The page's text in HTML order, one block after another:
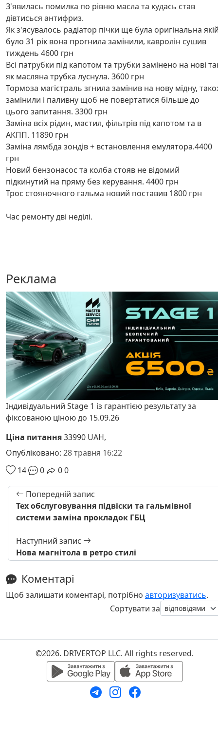
З'явилась помилка по рівню масла та кудась став
дівтисься антифриз.
Як з'ясувалось радіатор пічки ще була оригінальна
було 31 рік вона прогнила замінили, кавролін сушив
тиждень 4600 грн
Всі патрубки під капотом та трубки замінено на нові
як масляна трубка луснула. 3600 грн
Тормоза магістраль згнила замінив на нову мідну,
замінили і паливну щоб не повертатися більше до
цього запитання. 3300 грн
Заміна всіх рідин, мастил, фільтрів під капотом та в
АКПП. 11890 грн
Заміна лямбда зондів + встановлення емулятора.4400
грн
Новий бензонасос та колба стояв не відомий
підкинутий на пряму без керування. 4400 грн
Трос стояночного гальма новий поставив 1800 грн
Час ремонту дві неділі.
Реклама
Індивідуальний Stage 1 із гарантією результату за
фіксованою ціною до 15.09.26
Ціна питання33990 UAH,
Опубліковано: 28 травня 16:22
14
0 00
Попередній запис
Тех обслуговування підвіски та гальмівної
системи заміна прокладок ГБЦ
Наступний запис
Нова магнітола в ретро стилі
Коментарі
Щоб залишати коментарі, потрібно авторизуватись.
Сортувати за
©2026. DRIVERTOP LLC. All rights reserved.